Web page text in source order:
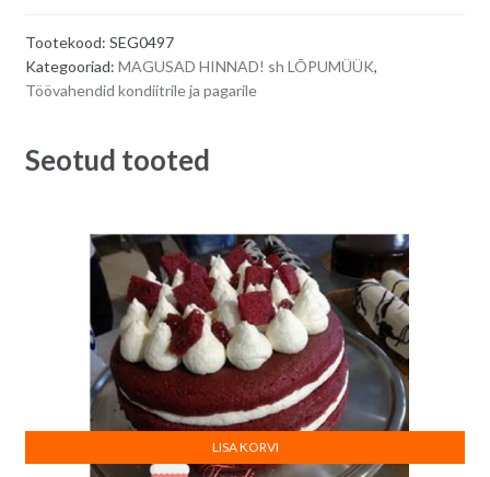
16
portsjonit,
cm
:
Tootekood: SEG0497
Kategooriad: MAGUSAD HINNAD! sh LÕPUMÜÜK,
Töövahendid kondiitrile ja pagarile
Seotud tooted
LISA KORVI